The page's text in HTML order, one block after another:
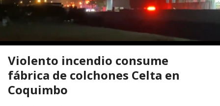
Violento incendio consume
fábrica de colchones Celta en
Coquimbo